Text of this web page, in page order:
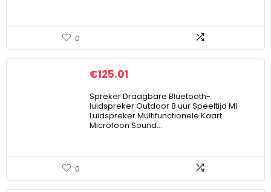
0
€125.01
Spreker Draagbare Bluetooth-
luidspreker Outdoor 8 uur Speeltijd MI
Luidspreker Multifunctionele Kaart
Microfoon Sound…
0